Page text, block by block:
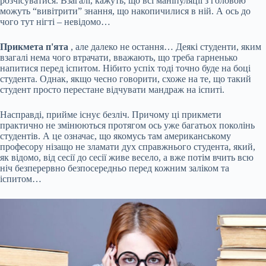
можуть “вивітрити” знання, що накопичилися в ній. А ось до
чого тут нігті – невідомо…
Прикмета п'ята , але далеко не остання… Деякі студенти, яким
взагалі нема чого втрачати, вважають, що треба гарненько
напитися перед іспитом. Нібито успіх тоді точно буде на боці
студента. Однак, якщо чесно говорити, схоже на те, що такий
студент просто перестане відчувати мандраж на іспиті.
Насправді, прийме існує безліч. Причому ці прикмети
практично не змінюються протягом ось уже багатьох поколінь
студентів. А це означає, що якомусь там американському
професору нізащо не зламати дух справжнього студента, який,
як відомо, від сесії до сесії живе весело, а вже потім вчить всю
ніч безперервно безпосередньо перед кожним заліком та
іспитом…